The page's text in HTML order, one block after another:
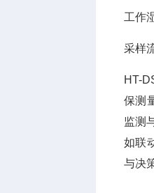
工作
采样
HT-
保测
监测
如联
与决